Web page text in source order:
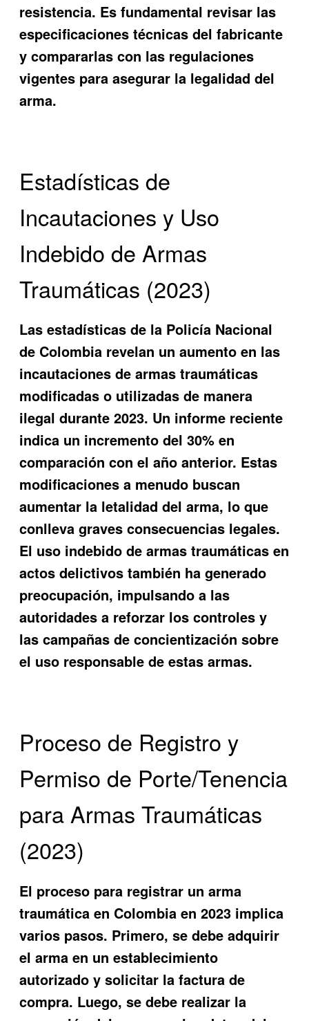
resistencia. Es fundamental revisar las
especificaciones técnicas del fabricante
y compararlas con las regulaciones
vigentes para asegurar la legalidad del
arma.
Estadísticas de
Incautaciones y Uso
Indebido de Armas
Traumáticas (2023)
Las estadísticas de la Policía Nacional
de Colombia revelan un aumento en las
incautaciones de armas traumáticas
modificadas o utilizadas de manera
ilegal durante 2023. Un informe reciente
indica un incremento del 30% en
comparación con el año anterior. Estas
modificaciones a menudo buscan
aumentar la letalidad del arma, lo que
conlleva graves consecuencias legales.
El uso indebido de armas traumáticas en
actos delictivos también ha generado
preocupación, impulsando a las
autoridades a reforzar los controles y
las campañas de concientización sobre
el uso responsable de estas armas.
Proceso de Registro y
Permiso de Porte/Tenencia
para Armas Traumáticas
(2023)
El proceso para registrar un arma
traumática en Colombia en 2023 implica
varios pasos. Primero, se debe adquirir
el arma en un establecimiento
autorizado y solicitar la factura de
compra. Luego, se debe realizar la